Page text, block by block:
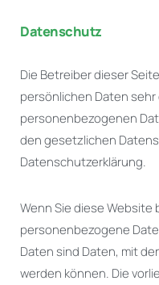
Datenschutz
Die Betreiber dieser
persönlichen Daten
personenbezogenen
den gesetzlichen
Datenschutzerklärung.
Wenn Sie diese
personenbezogene
Daten sind Daten, mit
werden können. Die